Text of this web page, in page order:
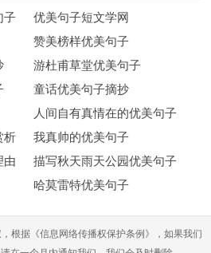
战接近尾声的时候，不偏不倚，天
原来的暖和，清晨异常冰冷寒颤，村
人走上去软一绵绵的，沙沙作响。
乎寻常的功能有时候总让你难以置
子
优美句子短文学网
赞美榜样优美句子
游杜甫草堂优美句子
童话优美句子摘抄
人间自有真情在的优美句子
析
我真帅的优美句子
由
描写秋天雨天公园优美句子
哈莫雷特优美句子
根据《信息网络传播权保护条例》，如果我们